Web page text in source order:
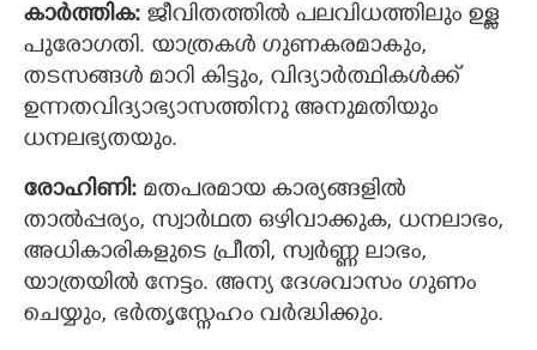
കാര്‍ത്തിക: ജീവിതത്തിൽ പലവിധത്തിലും ഉള്ള
പുരോഗതി. യാത്രകള്‍ ഗുണകരമാകും,
തടസങ്ങള്‍ മാറി കിട്ടും, വിദ്യാര്‍ത്ഥികള്‍ക്ക്
ഉന്നതവിദ്യാഭ്യാസത്തിനു അനുമതിയും
ധനലഭ്യതയും.
രോഹിണി: മതപരമായ കാര്യങ്ങളില്‍
താല്‍പ്പര്യം, സ്വാര്‍ഥത ഒഴിവാക്കുക, ധനലാഭം,
അധികാരികളുടെ പ്രീതി, സ്വര്‍ണ്ണ ലാഭം,
യാത്രയില്‍ നേട്ടം. അന്യ ദേശവാസം ഗുണം
ചെയ്യും, ഭര്‍തൃസ്നേഹം വര്‍ദ്ധിക്കും.